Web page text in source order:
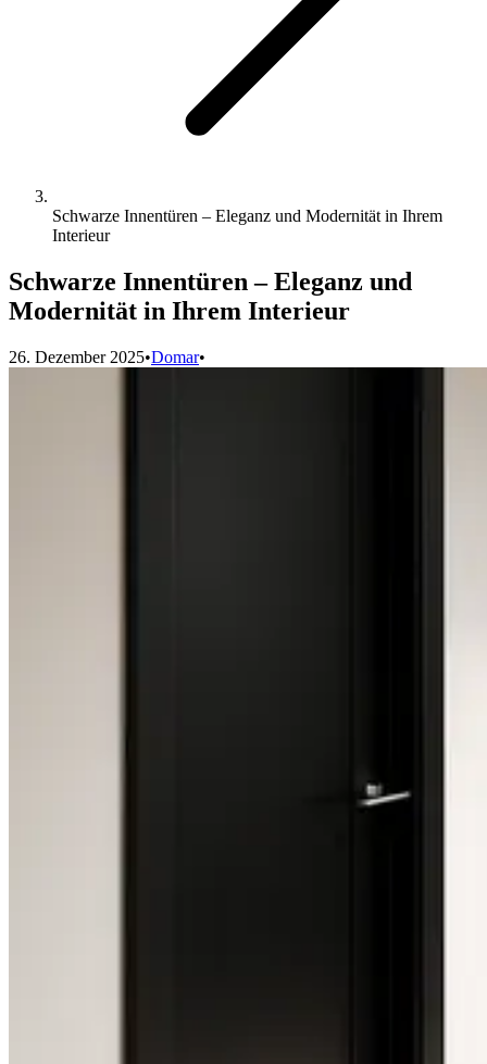
Schwarze Innentüren – Eleganz und Modernität in Ihrem
Interieur
Schwarze Innentüren – Eleganz und
Modernität in Ihrem Interieur
26. Dezember 2025•Domar•